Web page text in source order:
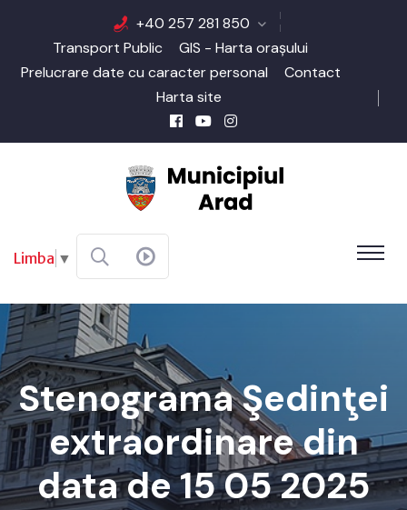
+40 257 281 850
Transport Public
GIS - Harta orașului
Prelucrare date cu caracter personal
Contact
Harta site
Limba ▼
Stenograma Şedinţei
extraordinare din
data de 15 05 2025